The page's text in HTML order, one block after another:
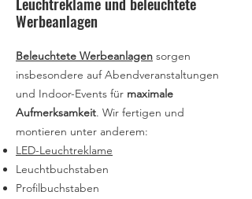
Werbeanlagen
Beleuchtete Werbeanlagen sorgen
insbesondere auf Abendveranstaltungen
und Indoor-Events für maximale
Aufmerksamkeit. Wir fertigen und
montieren unter anderem:
LED-Leuchtreklame
Leuchtbuchstaben
Profilbuchstaben